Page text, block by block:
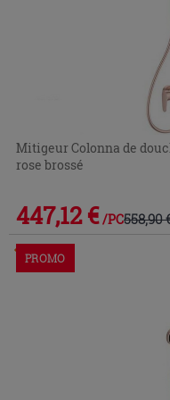
Mitigeur Colonna de
rose brossé
447,12 € /PC558,90
Commandable en
PROMO